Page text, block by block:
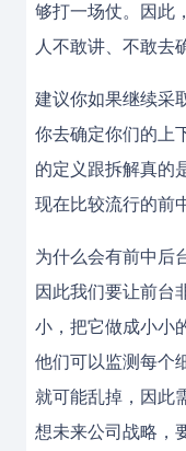
够打一场仗。因此
人不敢讲、不敢去
建议你如果继续采
你去确定你们的上
的定义跟拆解真的
现在比较流行的前
为什么会有前中后
因此我们要让前台
小，把它做成小小
他们可以监测每个
就可能乱掉，因此
想未来公司战略，